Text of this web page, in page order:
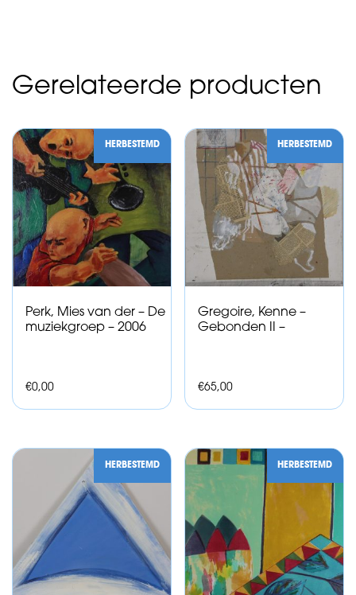
Gerelateerde producten
HERBESTEMD
Perk, Mies van der – De
muziekgroep – 2006
€0,00
HERBESTEMD
Gregoire, Kenne –
Gebonden II –
€65,00
HERBESTEMD HERBESTEMD